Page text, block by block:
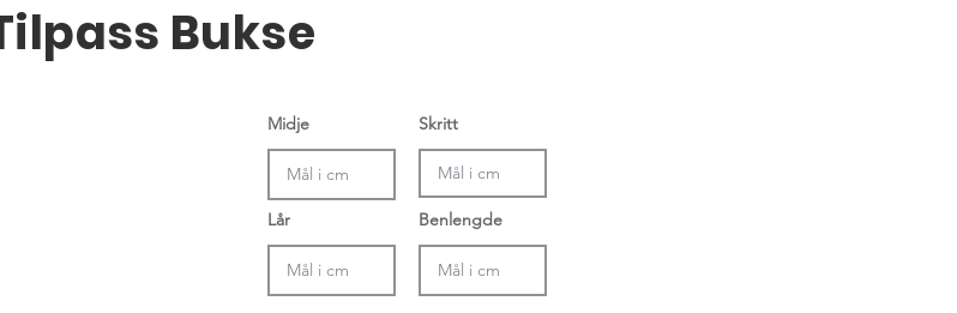
Bukse
Midje
Lår
Skritt
Benlengde